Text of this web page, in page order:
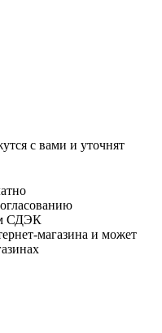
с вами и уточнят
СДЭК
магазина и может